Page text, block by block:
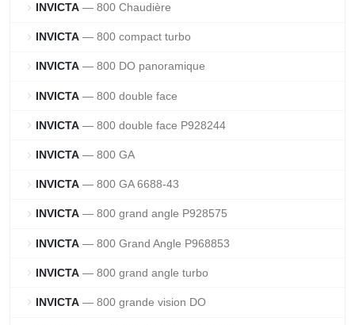
chevron_right INVICTA — 800 Chaudière
chevron_right INVICTA — 800 compact turbo
chevron_right INVICTA — 800 DO panoramique
chevron_right INVICTA — 800 double face
chevron_right INVICTA — 800 double face P928244
chevron_right INVICTA — 800 GA
chevron_right INVICTA — 800 GA 6688-43
chevron_right INVICTA — 800 grand angle P928575
chevron_right INVICTA — 800 Grand Angle P968853
chevron_right INVICTA — 800 grand angle turbo
chevron_right INVICTA — 800 grande vision DO